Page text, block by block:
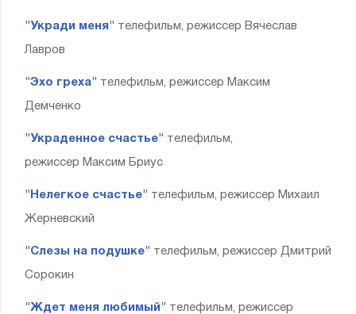
"Укради меня" телефильм, режиссер Вячеслав
Лавров
"Эхо греха" телефильм, режиссер Максим
Демченко
"Украденное счастье" телефильм,
режиссер Максим Бриус
"Нелегкое счастье" телефильм, режиссер Михаил
Жерневский
"Слезы на подушке" телефильм, режиссер Дмитрий
Сорокин
"Ждет меня любимый" телефильм, режиссер